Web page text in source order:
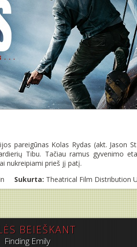
pareigūnas Kolas Rydas (akt. Jason
Tibu. Tačiau ramus gyvenimo
nukreipiami prieš jį patį.
Sukurta: Theatrical Film Distribution
BEIEŠKANT
Finding Emily